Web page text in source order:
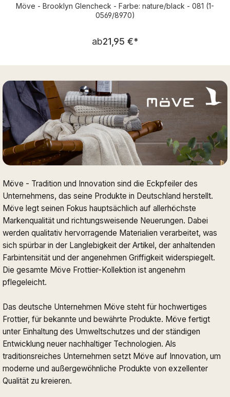
Möve - Brooklyn Glencheck - Farbe: nature/black - 081 (1-
0569/8970)
Regulärer Preis:
ab21,95 €*
Möve - Tradition und Innovation sind die Eckpfeiler des
Unternehmens, das seine Produkte in Deutschland herstellt.
Möve legt seinen Fokus hauptsächlich auf allerhöchste
Markenqualität und richtungsweisende Neuerungen. Dabei
werden qualitativ hervorragende Materialien verarbeitet, was
sich spürbar in der Langlebigkeit der Artikel, der anhaltenden
Farbintensität und der angenehmen Griffigkeit widerspiegelt.
Die gesamte Möve Frottier-Kollektion ist angenehm
pflegeleicht.
Das deutsche Unternehmen Möve steht für hochwertiges
Frottier, für bekannte und bewährte Produkte. Möve fertigt
unter Einhaltung des Umweltschutzes und der ständigen
Entwicklung neuer nachhaltiger Technologien. Als
traditionsreiches Unternehmen setzt Möve auf Innovation, um
moderne und außergewöhnliche Produkte von exzellenter
Qualität zu kreieren.